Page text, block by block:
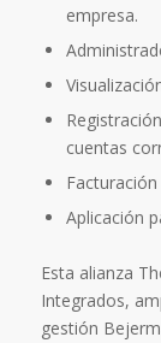
empresa.
cuentas
Aplicación
Esta alianza
Integrados,
gestión